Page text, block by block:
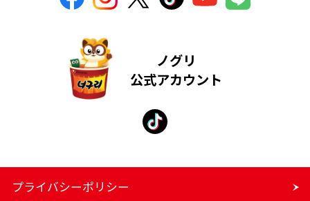
ノグリ
公式アカウント
プライバシーポリシー